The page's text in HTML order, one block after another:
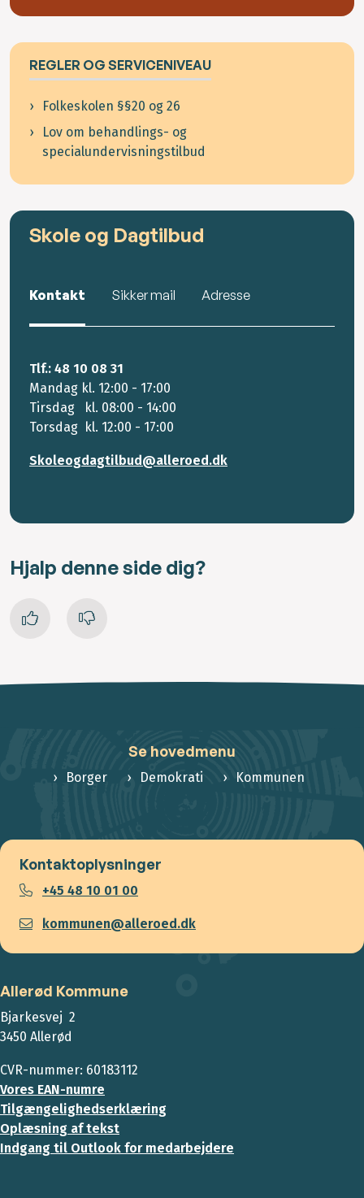
REGLER OG SERVICENIVEAU
Folkeskolen §§20 og 26
Lov om behandlings- og
specialundervisningstilbud
Skole og Dagtilbud
Kontakt Sikker mail Adresse
Tlf.: 48 10 08 31
Mandag kl. 12:00 - 17:00
Tirsdag kl. 08:00 - 14:00
Torsdag kl. 12:00 - 17:00
Skoleogdagtilbud@alleroed.dk
Hjalp denne side dig?
Se hovedmenu
Borger Demokrati Kommunen
Kontaktoplysninger
+45 48 10 01 00
kommunen@alleroed.dk
Allerød Kommune
Bjarkesvej 2
3450 Allerød
CVR-nummer: 60183112
Vores EAN-numre
Tilgængelighedserklæring
Oplæsning af tekst
Indgang til Outlook for medarbejdere